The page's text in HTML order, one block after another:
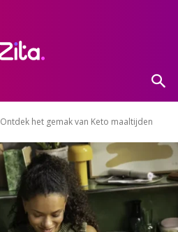
Ontdek het gemak van Keto maaltijden